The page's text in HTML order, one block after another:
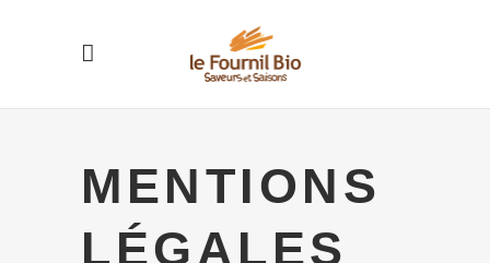
MENTIONS
LÉGALES